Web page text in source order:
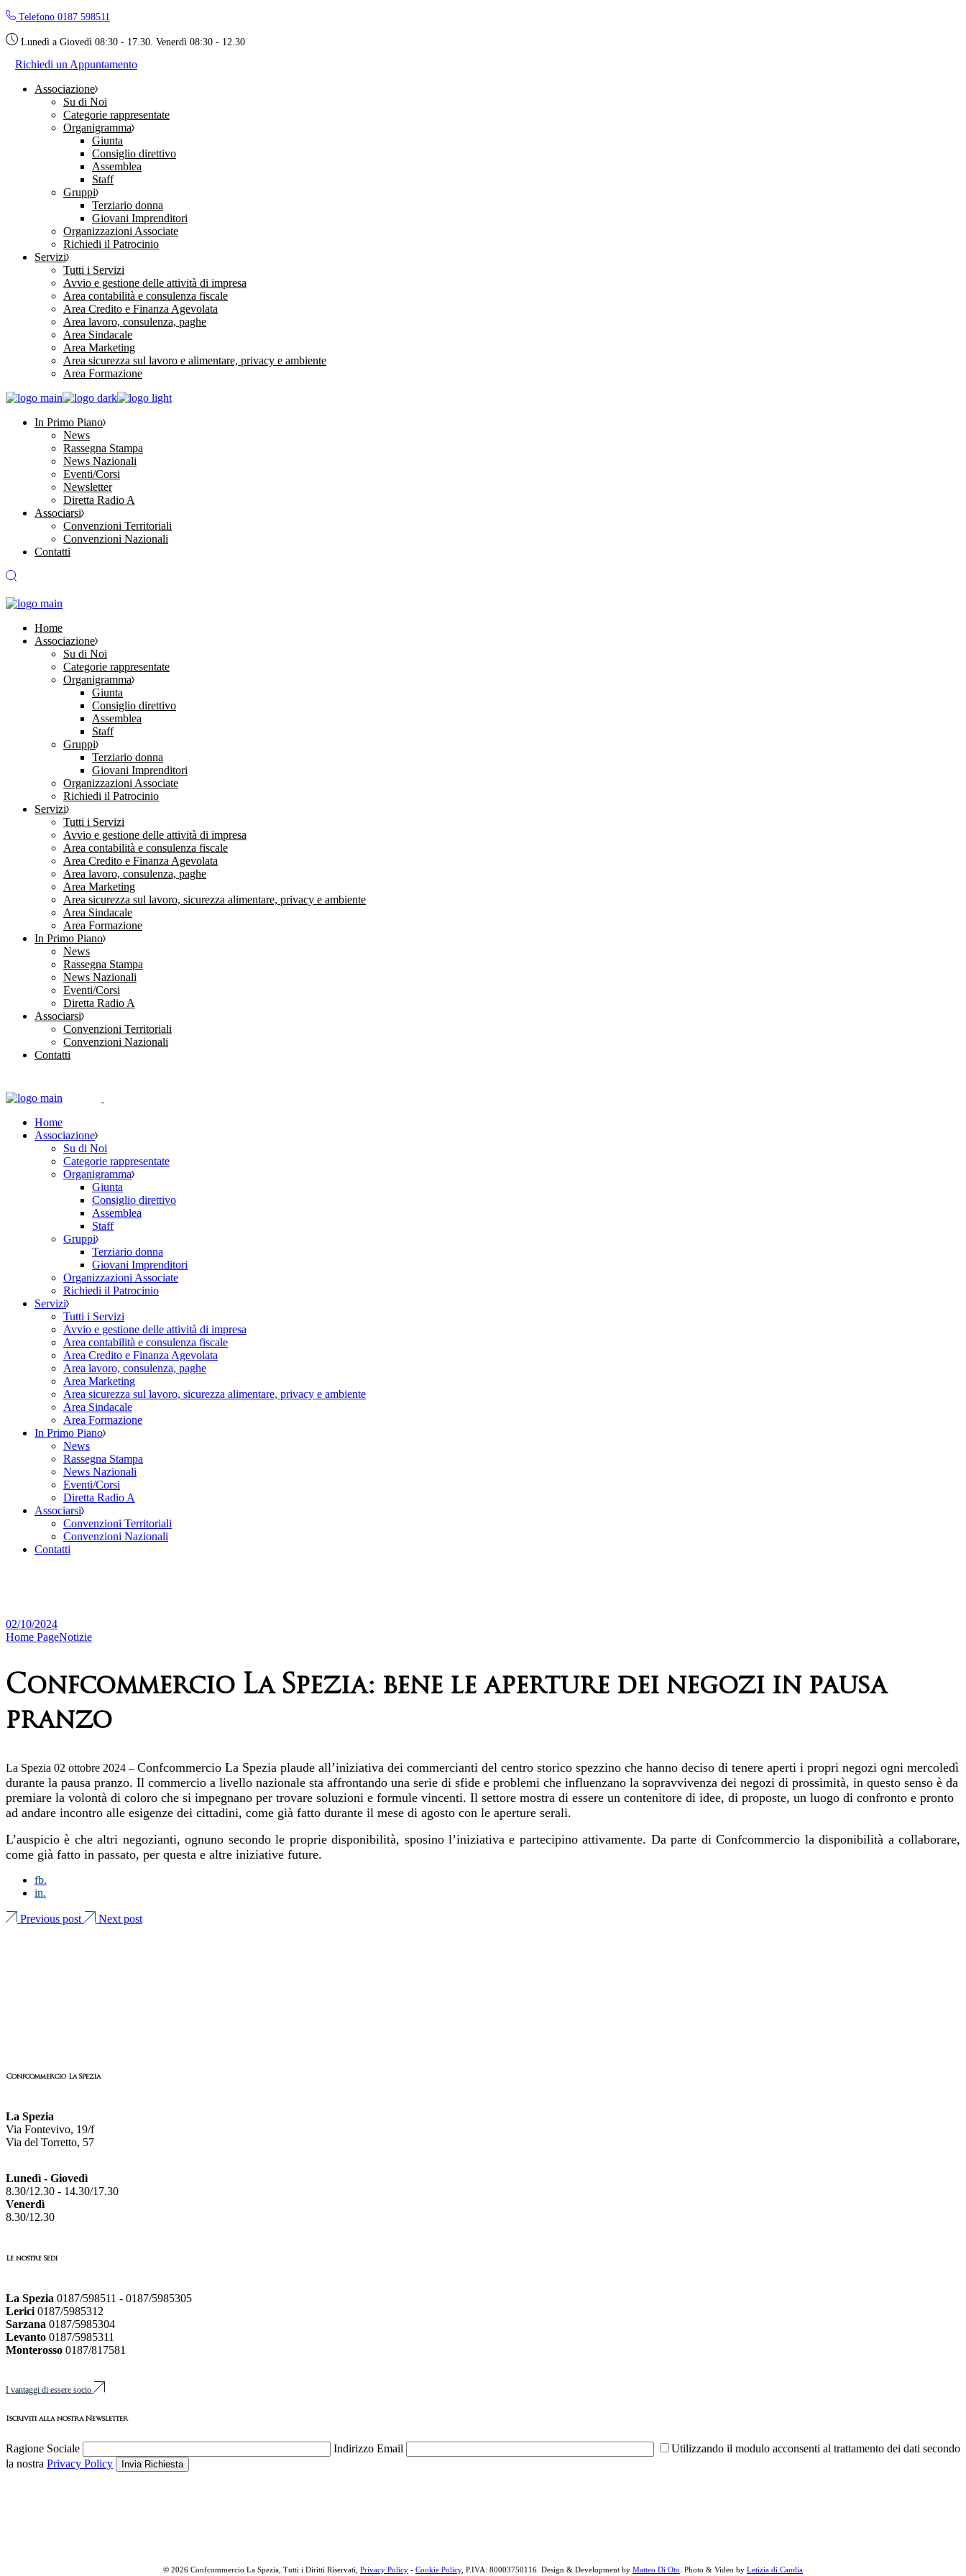
Skip
the
Telefono 0187 598511
Lunedì a Giovedì 08:30 - 17.30. Venerdì 08:30 - 12.30
Richiedi un Appuntamento
Associazione
Su di Noi
Categorie rappresentate
Organigramma
Giunta
Consiglio direttivo
Assemblea
Staff
Gruppi
Terziario donna
Giovani Imprenditori
Organizzazioni Associate
Richiedi il Patrocinio
Servizi
Tutti i Servizi
Avvio e gestione delle attività di impresa
Area contabilità e consulenza fiscale
Area Credito e Finanza Agevolata
Area lavoro, consulenza, paghe
Area Sindacale
Area Marketing
Area sicurezza sul lavoro e alimentare, privacy e ambiente
Area Formazione
In Primo Piano
News
Rassegna Stampa
News Nazionali
Eventi/Corsi
Newsletter
Diretta Radio A
Associarsi
Convenzioni Territoriali
Convenzioni Nazionali
Contatti
Home
Associazione
Su di Noi
Categorie rappresentate
Organigramma
Giunta
Consiglio direttivo
Assemblea
Staff
Gruppi
Terziario donna
Giovani Imprenditori
Organizzazioni Associate
Richiedi il Patrocinio
Servizi
Tutti i Servizi
Avvio e gestione delle attività di impresa
Area contabilità e consulenza fiscale
Area Credito e Finanza Agevolata
Area lavoro, consulenza, paghe
Area Marketing
Area sicurezza sul lavoro, sicurezza alimentare, privacy e ambiente
Area Sindacale
Area Formazione
In Primo Piano
News
Rassegna Stampa
News Nazionali
Eventi/Corsi
Diretta Radio A
Associarsi
Convenzioni Territoriali
Convenzioni Nazionali
Contatti
Home
Associazione
Su di Noi
Categorie rappresentate
Organigramma
Giunta
Consiglio direttivo
Assemblea
Staff
Gruppi
Terziario donna
Giovani Imprenditori
Organizzazioni Associate
Richiedi il Patrocinio
Servizi
Tutti i Servizi
Avvio e gestione delle attività di impresa
Area contabilità e consulenza fiscale
Area Credito e Finanza Agevolata
Area lavoro, consulenza, paghe
Area Marketing
Area sicurezza sul lavoro, sicurezza alimentare, privacy e ambiente
Area Sindacale
Area Formazione
In Primo Piano
News
Rassegna Stampa
News Nazionali
Eventi/Corsi
Diretta Radio A
Associarsi
Convenzioni Territoriali
Convenzioni Nazionali
Contatti
02/10/2024
Home PageNotizie
Confcommercio La Spezia: bene le aperture dei negozi in pausa
pranzo
La Spezia 02 ottobre 2024 – Confcommercio La Spezia plaude all’iniziativa dei commercianti del centro storico spezzino che hanno deciso di tenere aperti i propri negozi ogni mercoledì
durante la pausa pranzo. Il commercio a livello nazionale sta affrontando una serie di sfide e problemi che influenzano la sopravvivenza dei negozi di prossimità, in questo senso è da
premiare la volontà di coloro che si impegnano per trovare soluzioni e formule vincenti. Il settore mostra di essere un contenitore di idee, di proposte, un luogo di confronto e pronto
ad andare incontro alle esigenze dei cittadini, come già fatto durante il mese di agosto con le aperture serali.
L’auspicio è che altri negozianti, ognuno secondo le proprie disponibilità, sposino l’iniziativa e partecipino attivamente. Da parte di Confcommercio la disponibilità a collaborare,
come già fatto in passato, per questa e altre iniziative future.
fb.
in.
Previous post Next post
Confcommercio La Spezia
La Spezia
Via Fontevivo, 19/f
Via del Torretto, 57
Lunedì - Giovedì
8.30/12.30 - 14.30/17.30
Venerdì
8.30/12.30
Le nostre Sedi
La Spezia 0187/598511 - 0187/5985305
Lerici 0187/5985312
Sarzana 0187/5985304
Levanto 0187/5985311
Monterosso 0187/817581
I vantaggi di essere socio
Iscriviti alla nostra Newsletter
Ragione Sociale Indirizzo Email
Utilizzando il modulo acconsenti al trattamento dei dati secondo
la nostra Privacy Policy Invia Richiesta
© 2026 Confcommercio La Spezia, Tutti i Diritti Riservati, Privacy Policy - Cookie Policy, P.IVA: 80003750116. Design & Development by Matteo Di Oto . Photo & Video by Letizia di Candia